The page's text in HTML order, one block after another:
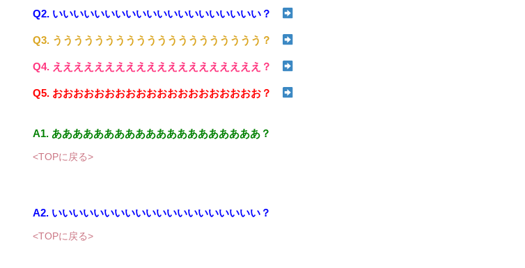
Q2. いいいいいいいいいいいいいいいいいいいい？
Q3. うううううううううううううううううううう？
Q4. ええええええええええええええええええええ？
Q5. おおおおおおおおおおおおおおおおおおおお？
A1. ああああああああああああああああああああ？
<TOPに戻る>
A2. いいいいいいいいいいいいいいいいいいいい？
<TOPに戻る>